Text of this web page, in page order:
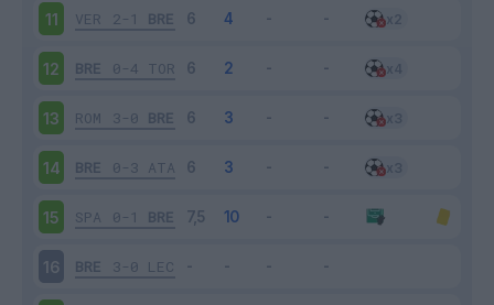
11 VER 2-1 BRE
12 BRE 0-4 TOR
13 ROM 3-0 BRE
14 BRE 0-3 ATA
15 SPA 0-1 BRE
16 BRE 3-0 LEC